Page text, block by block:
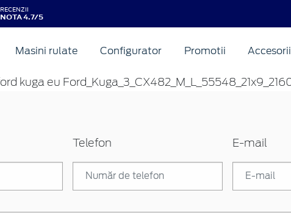
RECENZII
NOTA 4.7/5
Masini rulate Configurator Promotii Accesorii
Telefon E-mail